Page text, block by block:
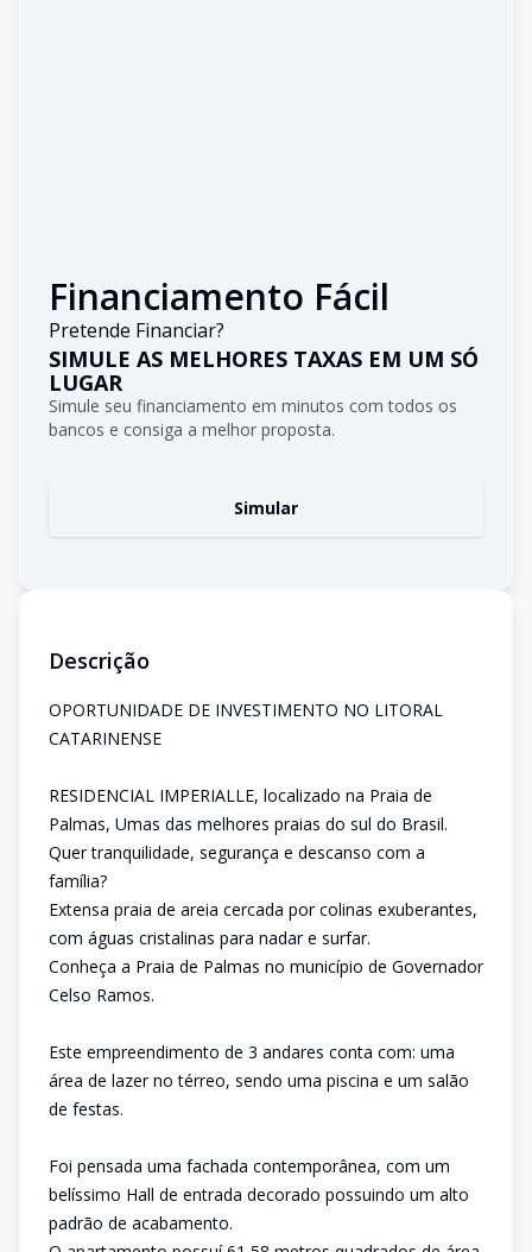
Financiamento Fácil
Pretende Financiar?
SIMULE AS MELHORES TAXAS EM UM SÓ
LUGAR
Simule seu financiamento em minutos com todos os
bancos e consiga a melhor proposta.
Simular
Descrição
OPORTUNIDADE DE INVESTIMENTO NO LITORAL
CATARINENSE
RESIDENCIAL IMPERIALLE, localizado na Praia de
Palmas, Umas das melhores praias do sul do Brasil.
Quer tranquilidade, segurança e descanso com a
família?
Extensa praia de areia cercada por colinas exuberantes,
com águas cristalinas para nadar e surfar.
Conheça a Praia de Palmas no município de Governador
Celso Ramos.
Este empreendimento de 3 andares conta com: uma
área de lazer no térreo, sendo uma piscina e um salão
de festas.
Foi pensada uma fachada contemporânea, com um
belíssimo Hall de entrada decorado possuindo um alto
padrão de acabamento.